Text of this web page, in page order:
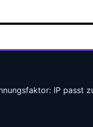
IP passt